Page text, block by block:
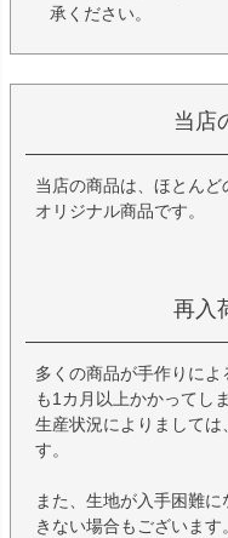
承ください。
当店
当店の商品は、ほとん
オリジナル商品です。
再入
多くの商品が手作りに
も1カ月以上かかってし
生産状況によりましては
す。
また、生地が入手困難
きない場合もございま